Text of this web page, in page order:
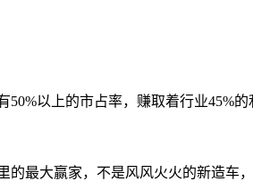
以上的市占率，赚取着行业45%的
最大赢家，不是风风火火的新造车